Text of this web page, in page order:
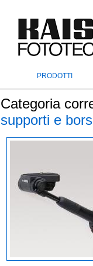
PRODOTTI
Categoria
supporti e